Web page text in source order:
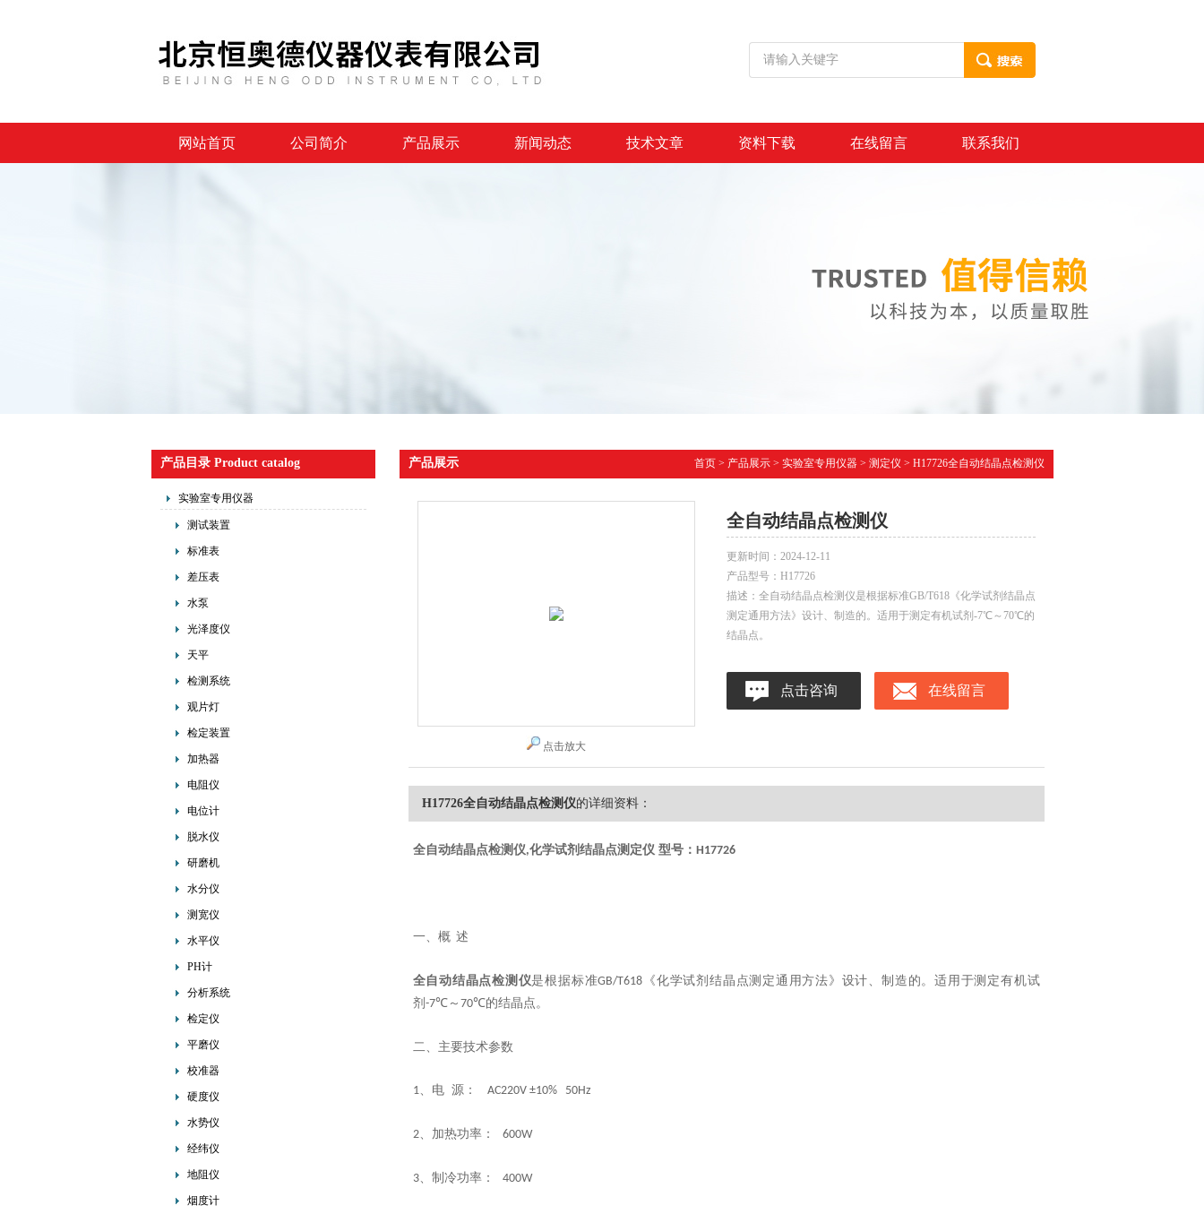
网站首页 公司简介 产品展示 新闻动态 技术文章 资料下载 在线留言 联系我们
产品目录 Product catalog
实验室专用仪器
测试装置
标准表
差压表
水泵
光泽度仪
天平
检测系统
观片灯
检定装置
加热器
电阻仪
电位计
脱水仪
研磨机
水分仪
测宽仪
水平仪
PH计
分析系统
检定仪
平磨仪
校准器
硬度仪
水势仪
经纬仪
地阻仪
烟度计
产品展示 首页> 产品展示> 实验室专用仪器> 测定仪 > H17726全自动结晶点检测仪
点击放大
全自动结晶点检测仪
更新时间： 2024-12-11
产品型号： H17726
描述：全自动结晶点检测仪是根据标准GB/T618《化学试剂结晶点
测定通用方法》设计、制造的。适用于测定有机试剂-7℃～70℃的
结晶点。
点击咨询 在线留言
H17726全自动结晶点检测仪的详细资料：
全自动结晶点检测仪,化学试剂结晶点测定仪 型号： H17726
一、概 述
全自动结晶点检测仪是根据标准GB/T618 《化学试剂结晶点测定通用方法》设计、制造的。适用于测定有机试
剂 -7℃～ 70℃的结晶点。
二、主要技术参数
1、电 源： AC220V ±10% 50Hz
2、加热功率： 600W
3、制冷功率： 400W